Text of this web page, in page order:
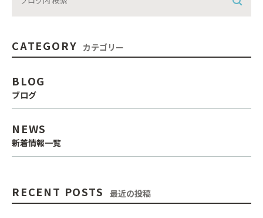
CATEGORY カテゴリー
BLOG
ブログ
NEWS
新着情報一覧
RECENT POSTS 最近の投稿